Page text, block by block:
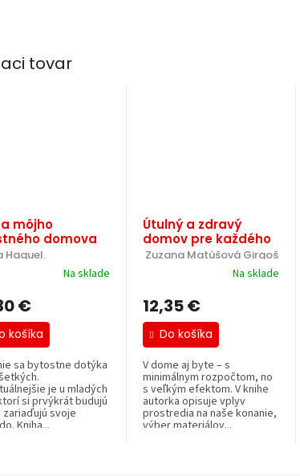
tovar
môjho
domova
Haquel.
Na sklade
€
košíka
sa bytostne dotýka
je u mladých
si prvýkrát budujú
zariaďujú svoje
Kniha...
Útulný a zdravý
domov pre každého
Zuzana Matúšová Girgošková.
Na sklade
12,35 €
Do košíka
V dome aj byte – s
minimálnym rozpočtom, no
s veľkým efektom. V knihe
autorka opisuje vplyv
prostredia na naše konanie,
výber materiálov...